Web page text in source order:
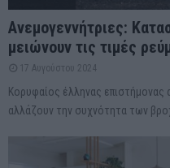
Ανεμογεννήτριες:
μειώνουν τις τιμές
17 Αυγούστου 2024
Κορυφαίος έλληνας επιστήμονας
αλλάζουν την συχνότητα των